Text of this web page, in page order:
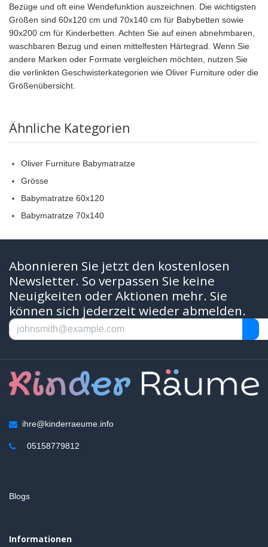
Bezüge und oft eine Wendefunktion auszeichnen. Die wichtigsten
Größen sind 60x120 cm und 70x140 cm für Babybetten sowie
90x200 cm für Kinderbetten. Achten Sie auf einen abnehmbaren,
waschbaren Bezug und einen mittelfesten Härtegrad. Wenn Sie
andere Marken oder Formate vergleichen möchten, nutzen Sie
die verlinkten Geschwisterkategorien wie Oliver Furniture oder die
Größenübersicht.
Ähnliche Kategorien
Oliver Furniture Babymatratze
Grösse
Babymatratze 60x120
Babymatratze 70x140
Abonnieren Sie jetzt den kostenlosen
Newsletter. So verpassen Sie keine
Neuigkeiten oder Aktionen mehr. Sie
können sich jederzeit wieder abmelden.
ihre@kinderraeume.info
05158779812
Blogs
Informationen